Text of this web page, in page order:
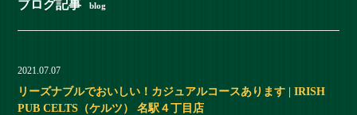
ブログ記事 blog
2021.07.07
リーズナブルでおいしい！カジュアルコースあります | IRISH
PUB CELTS（ケルツ） 名駅４丁目店